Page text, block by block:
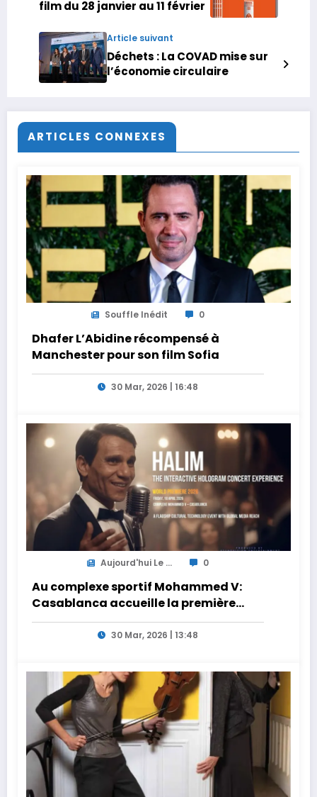
film du 28 janvier au 11 février
Article suivant
Déchets : La COVAD mise sur
l’économie circulaire
ARTICLES CONNEXES
Souffle Inédit 0
Dhafer L’Abidine récompensé à
Manchester pour son film Sofia
30 Mar, 2026 | 16:48
Aujourd'hui Le ... 0
Au complexe sportif Mohammed V:
Casablanca accueille la première
mondiale du concert holographique
d’Abdel Halim Hafez30 Mar, 2026 | 13:48